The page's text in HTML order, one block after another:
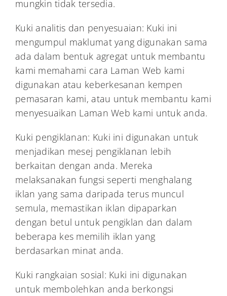
mungkin tidak tersedia.
Kuki analitis dan penyesuaian: Kuki ini
mengumpul maklumat yang digunakan sama
ada dalam bentuk agregat untuk membantu
kami memahami cara Laman Web kami
digunakan atau keberkesanan kempen
pemasaran kami, atau untuk membantu kami
menyesuaikan Laman Web kami untuk anda.
Kuki pengiklanan: Kuki ini digunakan untuk
menjadikan mesej pengiklanan lebih
berkaitan dengan anda. Mereka
melaksanakan fungsi seperti menghalang
iklan yang sama daripada terus muncul
semula, memastikan iklan dipaparkan
dengan betul untuk pengiklan dan dalam
beberapa kes memilih iklan yang
berdasarkan minat anda.
Kuki rangkaian sosial: Kuki ini digunakan
untuk membolehkan anda berkongsi